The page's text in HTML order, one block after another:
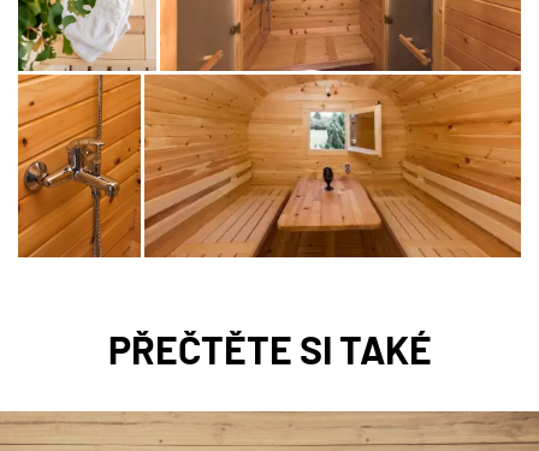
PŘEČTĚTE SI TAKÉ